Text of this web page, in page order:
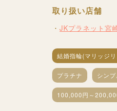
取り扱い店舗
JKプラネット宮
結婚指輪(マリッジ
プラチナ シン
100,000円～